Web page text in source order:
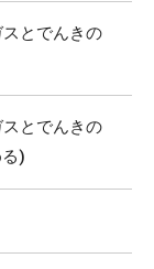
とでんきの
とでんきの
)